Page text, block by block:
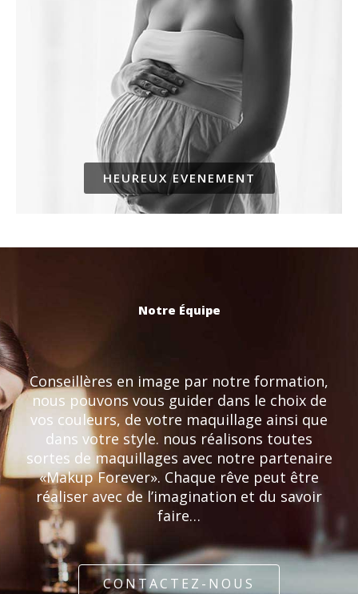
HEUREUX EVENEMENT
Notre Équipe
Conseillères en image par notre formation,
nous pouvons vous guider dans le choix de
vos couleurs, de votre maquillage ainsi que
dans votre style. nous réalisons toutes
sortes de maquillages avec notre partenaire
«Makup Forever». Chaque rêve peut être
réaliser avec de l’imagination et du savoir
faire…
CONTACTEZ-NOUS